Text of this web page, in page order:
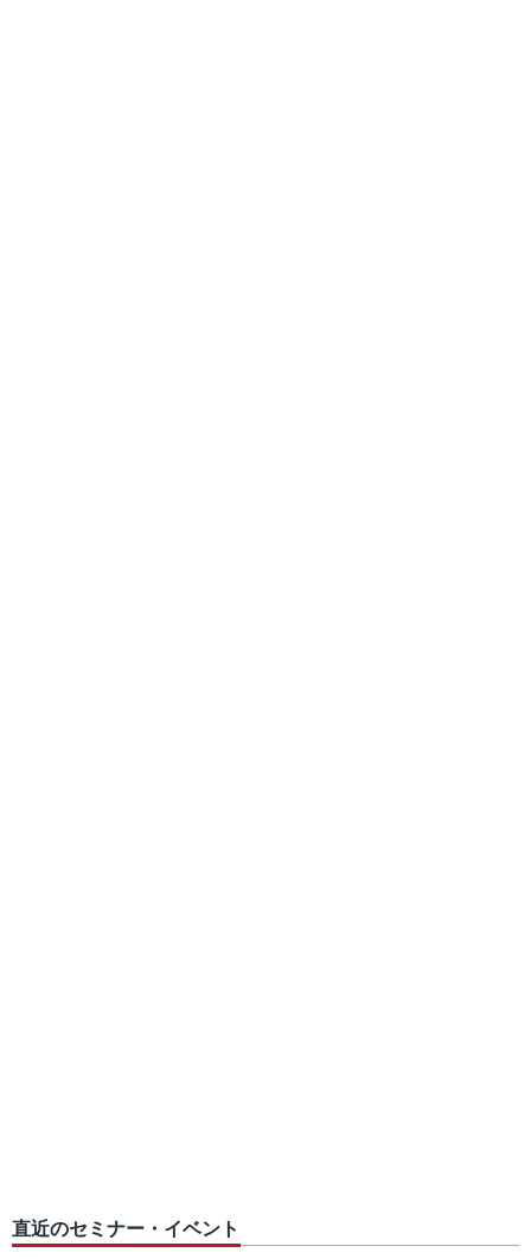
直近のセミナー・イベント